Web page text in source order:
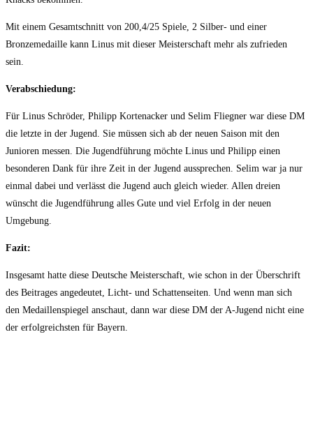
Mit einem Gesamtschnitt von 200,4/25 Spiele, 2 Silber- und einer
Bronzemedaille kann Linus mit dieser Meisterschaft mehr als zufrieden
sein.
Verabschiedung:
Für Linus Schröder, Philipp Kortenacker und Selim Fliegner war diese DM
die letzte in der Jugend. Sie müssen sich ab der neuen Saison mit den
Junioren messen. Die Jugendführung möchte Linus und Philipp einen
besonderen Dank für ihre Zeit in der Jugend aussprechen. Selim war ja nur
einmal dabei und verlässt die Jugend auch gleich wieder. Allen dreien
wünscht die Jugendführung alles Gute und viel Erfolg in der neuen
Umgebung.
Fazit:
Insgesamt hatte diese Deutsche Meisterschaft, wie schon in der Überschrift
des Beitrages angedeutet, Licht- und Schattenseiten. Und wenn man sich
den Medaillenspiegel anschaut, dann war diese DM der A-Jugend nicht eine
der erfolgreichsten für Bayern.